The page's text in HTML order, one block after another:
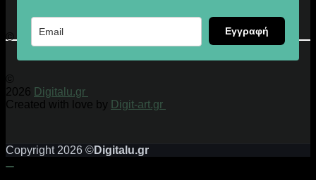
Εγγραφή
© 2026 Digitalu.gr
©
2026 Digitalu.gr
Created with love by Digit-art.gr
Copyright 2026 ©Digitalu.gr